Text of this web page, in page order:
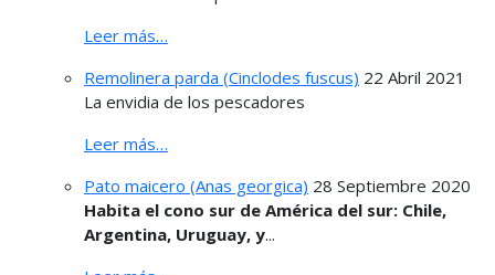
Leer más…
Remolinera parda (Cinclodes fuscus) 22 Abril 2021
La envidia de los pescadores
Leer más…
Pato maicero (Anas georgica) 28 Septiembre 2020
Habita el cono sur de América del sur: Chile,
Argentina, Uruguay, y...